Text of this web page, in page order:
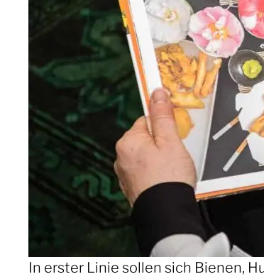
In erster Linie sollen sich Bienen,